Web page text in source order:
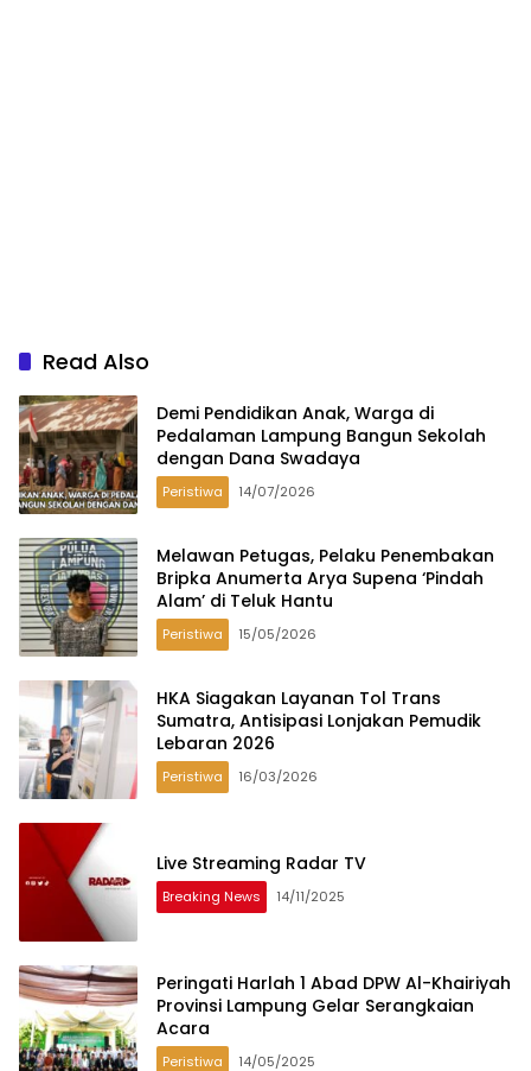
Read Also
Demi Pendidikan Anak, Warga di
Pedalaman Lampung Bangun Sekolah
dengan Dana Swadaya
Peristiwa 14/07/2026
Melawan Petugas, Pelaku Penembakan
Bripka Anumerta Arya Supena ‘Pindah
Alam’ di Teluk Hantu
Peristiwa 15/05/2026
HKA Siagakan Layanan Tol Trans
Sumatra, Antisipasi Lonjakan Pemudik
Lebaran 2026
Peristiwa 16/03/2026
Live Streaming Radar TV
Breaking News 14/11/2025
Peringati Harlah 1 Abad DPW Al-Khairiyah
Provinsi Lampung Gelar Serangkaian
Acara
Peristiwa 14/05/2025